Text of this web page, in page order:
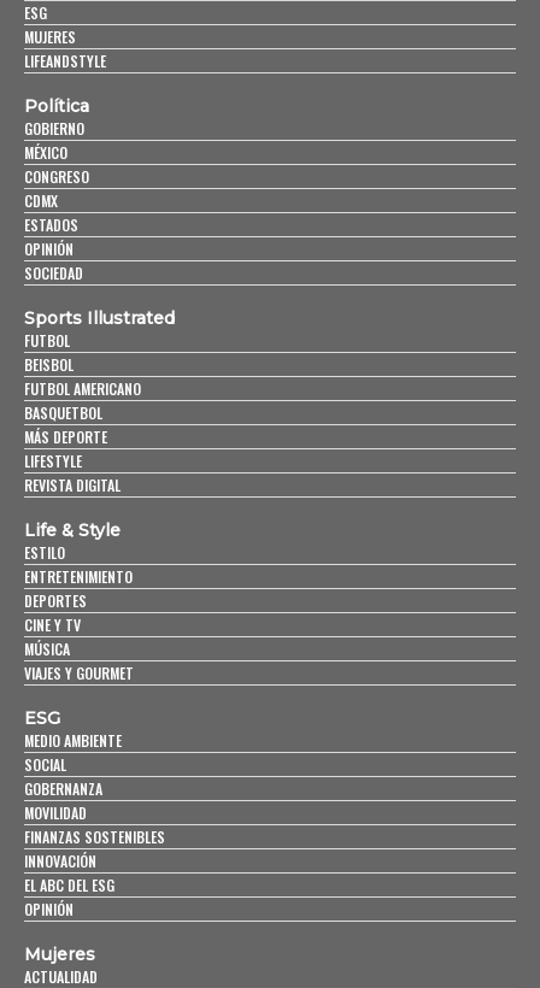
ESG
MUJERES
LIFEANDSTYLE
Política
GOBIERNO
MÉXICO
CONGRESO
CDMX
ESTADOS
OPINIÓN
SOCIEDAD
Sports Illustrated
FUTBOL
BEISBOL
FUTBOL AMERICANO
BASQUETBOL
MÁS DEPORTE
LIFESTYLE
REVISTA DIGITAL
Life & Style
ESTILO
ENTRETENIMIENTO
DEPORTES
CINE Y TV
MÚSICA
VIAJES Y GOURMET
ESG
MEDIO AMBIENTE
SOCIAL
GOBERNANZA
MOVILIDAD
FINANZAS SOSTENIBLES
INNOVACIÓN
EL ABC DEL ESG
OPINIÓN
Mujeres
ACTUALIDAD